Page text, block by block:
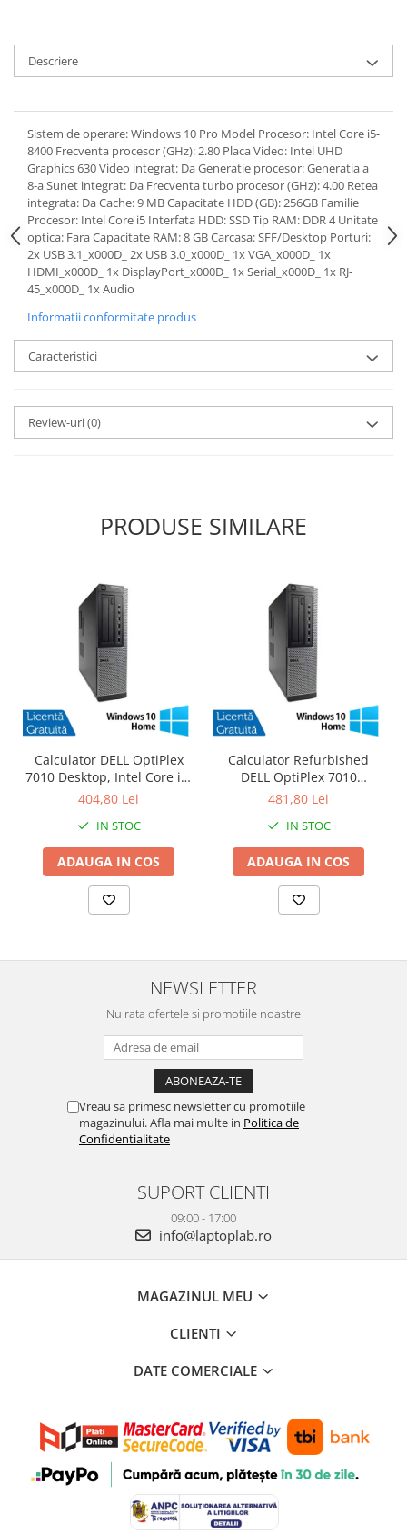
Descriere
Sistem de operare: Windows 10 Pro Model Procesor: Intel Core i5-
8400 Frecventa procesor (GHz): 2.80 Placa Video: Intel UHD
Graphics 630 Video integrat: Da Generatie procesor: Generatia a
8-a Sunet integrat: Da Frecventa turbo procesor (GHz): 4.00 Retea
integrata: Da Cache: 9 MB Capacitate HDD (GB): 256GB Familie
Procesor: Intel Core i5 Interfata HDD: SSD Tip RAM: DDR 4 Unitate
optica: Fara Capacitate RAM: 8 GB Carcasa: SFF/Desktop Porturi:
2x USB 3.1_x000D_ 2x USB 3.0_x000D_ 1x VGA_x000D_ 1x
HDMI_x000D_ 1x DisplayPort_x000D_ 1x Serial_x000D_ 1x RJ-
45_x000D_ 1x Audio
Informatii conformitate produs
Caracteristici
Review-uri(0)
PRODUSE SIMILARE
Calculator DELL OptiPlex
7010 Desktop, Intel Core i3-
3220 3.30GHz, 4GB DDR3,
Windows 10 Home
404,80 Lei
IN STOC
ADAUGA IN COS
Calculator Refurbished
DELL OptiPlex 7010
Desktop, Intel Core i3-3220
SSD + Windows 10 Home
481,80 Lei
IN STOC
ADAUGA IN COS
NEWSLETTER
Nu rata ofertele si promotiile noastre
Vreau sa primesc newsletter cu promotiile
magazinului. Afla mai multe in Politica de
Confidentialitate
SUPORT CLIENTI
09:00 - 17:00
info@laptoplab.ro
MAGAZINUL MEU
CLIENTI
DATE COMERCIALE